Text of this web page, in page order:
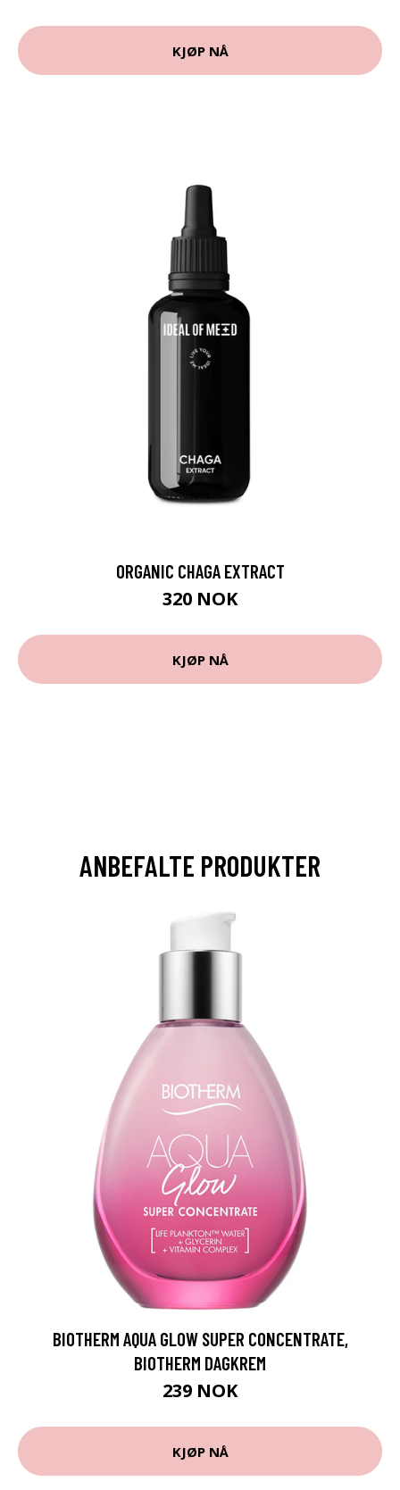
KJØP NÅ
ORGANIC CHAGA EXTRACT
320 NOK
KJØP NÅ
ANBEFALTE PRODUKTER
BIOTHERM AQUA GLOW SUPER CONCENTRATE,
BIOTHERM DAGKREM
239 NOK
KJØP NÅ